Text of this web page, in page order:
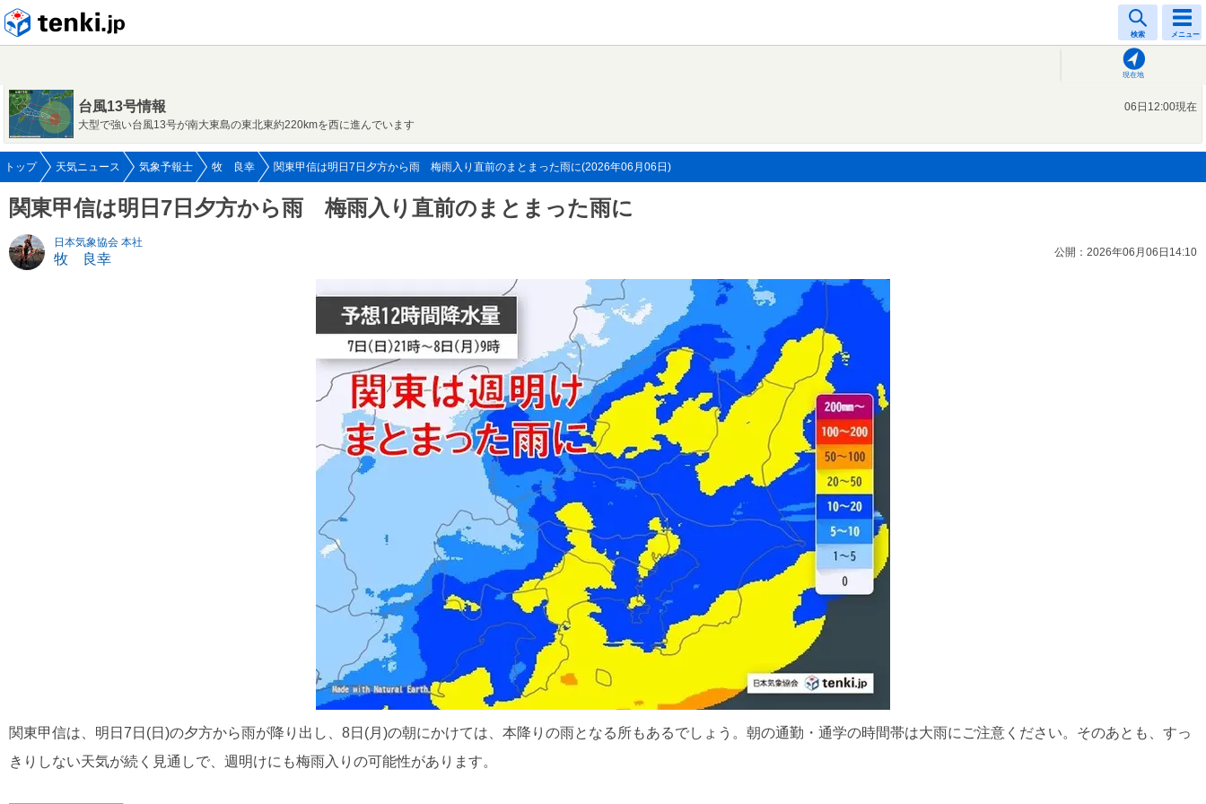
検索 メニュー
現在地
台風13号情報
06日12:00現在
大型で強い台風13号が南大東島の東北東約220kmを西に進んでいます
トップ 天気ニュース 気象予報士 牧 良幸 関東甲信は明日7日夕方から雨 梅雨入り直前のまとまった雨に(2026年06月06日)
関東甲信は明日7日夕方から雨 梅雨入り直前のまとまった雨に
日本気象協会 本社
牧 良幸 公開：2026年06月06日14:10
関東甲信は、明日7日(日)の夕方から雨が降り出し、8日(月)の朝にかけては、本降りの雨となる所もあるでしょう。朝の通勤・通学の時間帯は大雨にご注意ください。そのあとも、すっ
きりしない天気が続く見通しで、週明けにも梅雨入りの可能性があります。